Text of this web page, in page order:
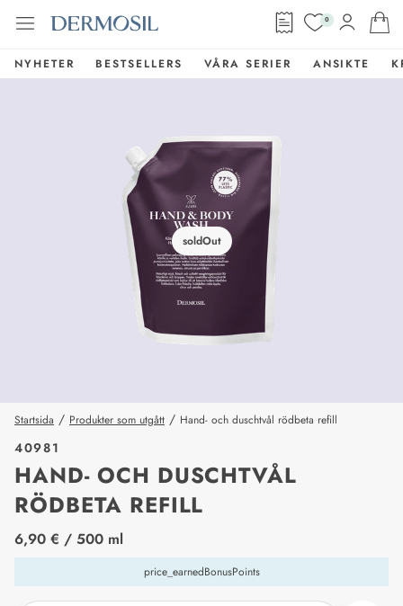
0
NYHETER BESTSELLERS VÅRA SERIER ANSIKTE
soldOut
Startsida / Produkter som utgått / Hand- och duschtvål rödbeta refill
40981
HAND- OCH DUSCHTVÅL
RÖDBETA REFILL
price_label
6,90 € / 500 ml
price_earnedBonusPoints